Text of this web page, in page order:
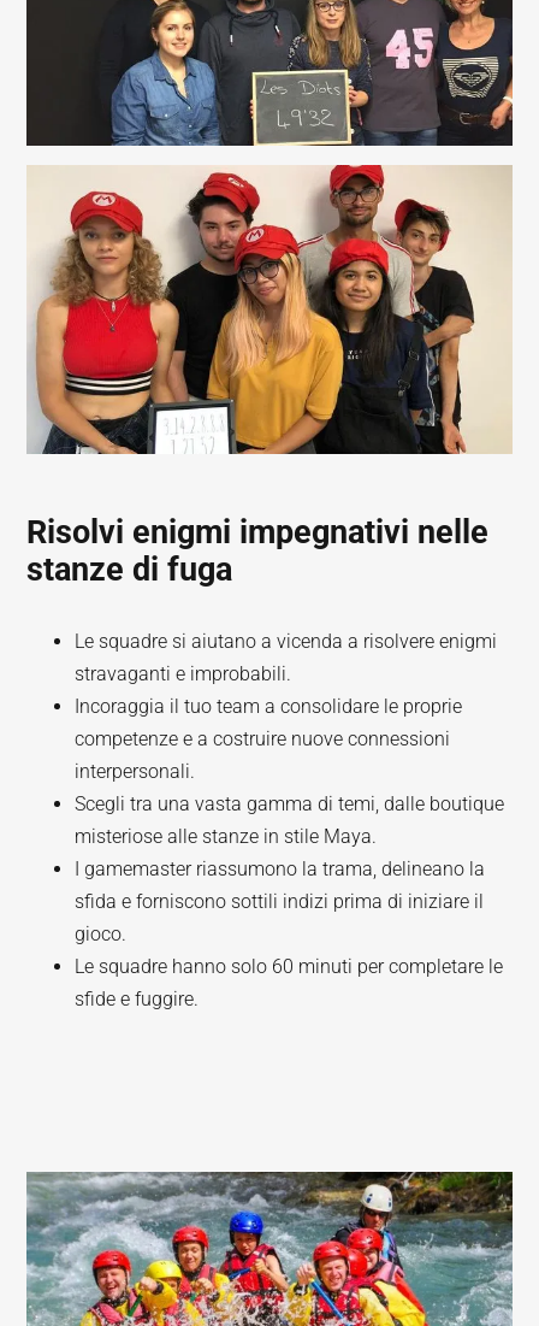
Risolvi enigmi impegnativi nelle
stanze di fuga
Le squadre si aiutano a vicenda a risolvere enigmi
stravaganti e improbabili.
Incoraggia il tuo team a consolidare le proprie
competenze e a costruire nuove connessioni
interpersonali.
Scegli tra una vasta gamma di temi, dalle boutique
misteriose alle stanze in stile Maya.
I gamemaster riassumono la trama, delineano la
sfida e forniscono sottili indizi prima di iniziare il
gioco.
Le squadre hanno solo 60 minuti per completare le
sfide e fuggire.